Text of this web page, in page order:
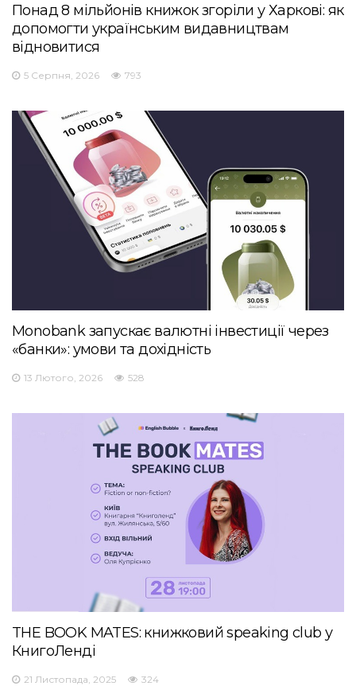
Понад 8 мільйонів книжок згоріли у Харкові: як
допомогти українським видавництвам
відновитися
5 Серпня, 2026 793
Monobank запускає валютні інвестиції через
«банки»: умови та дохідність
13 Лютого, 2026 528
THE BOOK MATES: книжковий speaking club у
КнигоЛенді
21 Листопада, 2025 324